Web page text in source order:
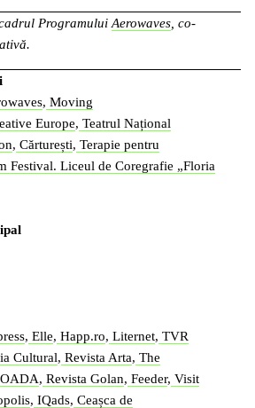
Programului Aerowaves , co-
, Moving
Europe, Teatrul Național
, Cărturești, Terapie pentru
Festival. Liceul de Coregrafie „Floria
, Elle, Happ.ro, Liternet, TVR
Cultural, Revista Arta, The
, Revista Golan, Feeder, Visit
, IQads, Ceașca de